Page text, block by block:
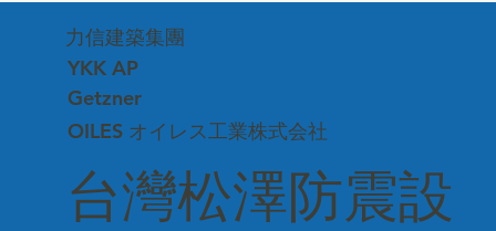
台灣松澤防震設
OILES オイレス工業株式会社
Getzner
YKK AP
力信建築集團
結建築美學